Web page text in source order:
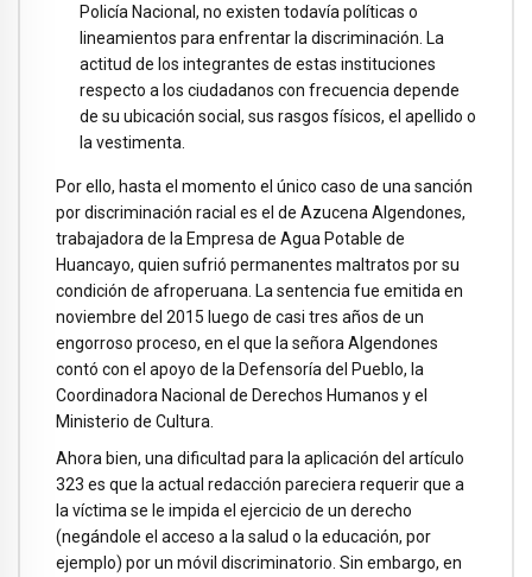
Policía Nacional, no existen todavía políticas o
lineamientos para enfrentar la discriminación. La
actitud de los integrantes de estas instituciones
respecto a los ciudadanos con frecuencia depende
de su ubicación social, sus rasgos físicos, el apellido o
la vestimenta.
Por ello, hasta el momento el único caso de una sanción
por discriminación racial es el de Azucena Algendones,
trabajadora de la Empresa de Agua Potable de
Huancayo, quien sufrió permanentes maltratos por su
condición de afroperuana. La sentencia fue emitida en
noviembre del 2015 luego de casi tres años de un
engorroso proceso, en el que la señora Algendones
contó con el apoyo de la Defensoría del Pueblo, la
Coordinadora Nacional de Derechos Humanos y el
Ministerio de Cultura.
Ahora bien, una dificultad para la aplicación del artículo
323 es que la actual redacción pareciera requerir que a
la víctima se le impida el ejercicio de un derecho
(negándole el acceso a la salud o la educación, por
ejemplo) por un móvil discriminatorio. Sin embargo, en